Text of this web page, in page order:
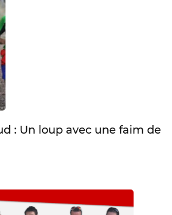
: Un loup avec une faim de